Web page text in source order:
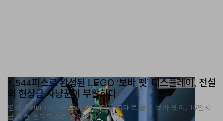
1,544피스로 완성된 LEGO ‘보바 펫’ 디스플레이, 전설
의 현상금 사냥꾼이 부활하다
영화 ‘Return of the Jedi’ 속 아머를 그대로 옮긴 보바 펫이, 16인치
급 대형 센터피스로 돌아온다.